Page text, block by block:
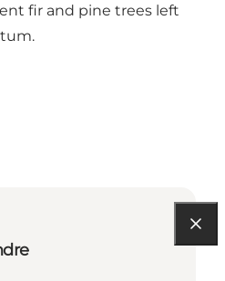
fir and pine trees left